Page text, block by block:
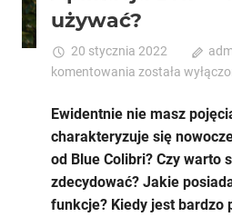
używać?
20 stycznia 2022
komentowania Aplikacja
–
czy
warto
używać?
została
Ewidentnie nie masz
charakteryzuje się
od Blue Colibri? Czy warto
zdecydować? Jakie
funkcje? Kiedy jest bardzo